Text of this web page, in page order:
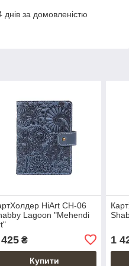
за домовленістю
HiArt CH-06
Lagoon "Mehendi
₴
Купити
1